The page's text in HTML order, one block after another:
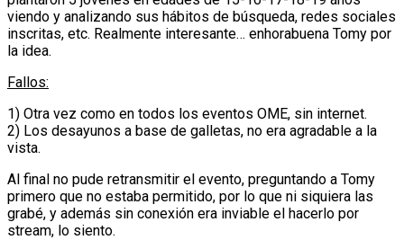
viendo y analizando sus hábitos de búsqueda, redes sociales
inscritas, etc. Realmente interesante… enhorabuena Tomy por
la idea.
Fallos:
1) Otra vez como en todos los eventos OME, sin internet.
2) Los desayunos a base de galletas, no era agradable a la
vista.
Al final no pude retransmitir el evento, preguntando a Tomy
primero que no estaba permitido, por lo que ni siquiera las
grabé, y además sin conexión era inviable el hacerlo por
stream, lo siento.